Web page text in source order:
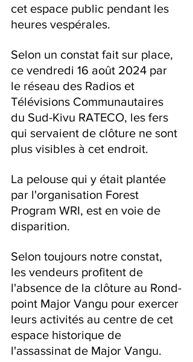
cet espace public pendant les
heures vespérales.
Selon un constat fait sur place,
ce vendredi 16 août 2024 par
le réseau des Radios et
Télévisions Communautaires
du Sud-Kivu RATECO, les fers
qui servaient de clôture ne sont
plus visibles à cet endroit.
La pelouse qui y était plantée
par l'organisation Forest
Program WRI, est en voie de
disparition.
Selon toujours notre constat,
les vendeurs profitent de
l'absence de la clôture au Rond-
point Major Vangu pour exercer
leurs activités au centre de cet
espace historique de
l'assassinat de Major Vangu.